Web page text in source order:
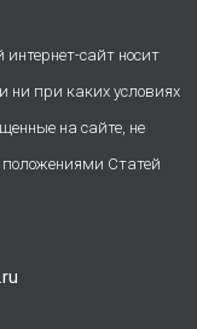
сайт носит
ни при каких условиях
на сайте, не
положениями Статей